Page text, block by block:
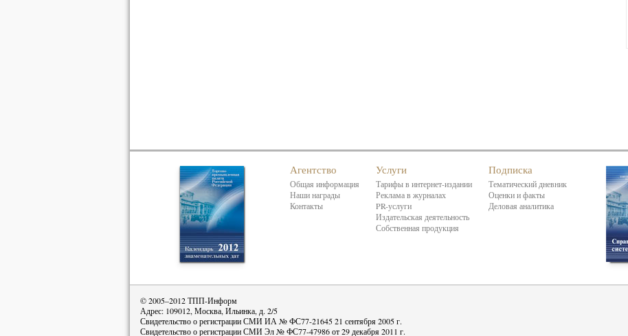
Агентство
Общая информация
Наши награды
Контакты
Услуги
Тарифы в интернет-издании
Реклама в журналах
PR-услуги
Издательская деятельность
Собственная продукция
Подписка
Тематический дневник
Оценки и факты
Деловая аналитика
© 2005–2012 ТПП-Информ
Адрес: 109012, Москва, Ильинка, д. 2/5
Свидетельство о регистрации СМИ ИА № ФС77-21645 21 сентября 2005 г.
Свидетельство о регистрации СМИ Эл № ФС77-47986 от 29 декабря 2011 г.